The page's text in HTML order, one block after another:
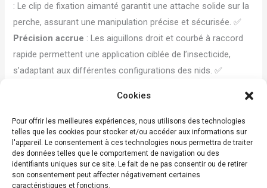
Cookies
Pour offrir les meilleures expériences, nous utilisons des technologies
telles que les cookies pour stocker et/ou accéder aux informations sur
l'appareil. Le consentement à ces technologies nous permettra de traiter
des données telles que le comportement de navigation ou des
identifiants uniques sur ce site. Le fait de ne pas consentir ou de retirer
son consentement peut affecter négativement certaines
caractéristiques et fonctions.
: Le clip de fixation aimanté garantit une attache solide sur la
perche, assurant une manipulation précise et sécurisée. ✅
Précision accrue : Les aiguillons droit et courbé à raccord
rapide permettent une application ciblée de l’insecticide,
s’adaptant aux différentes configurations des nids. ✅
diffusion optimale de la poudre insecticide, maximisant
l’efficacité du traitement.
Contenu du Kit Frelon APIPROTEC :
Tuyau de 16 mètres